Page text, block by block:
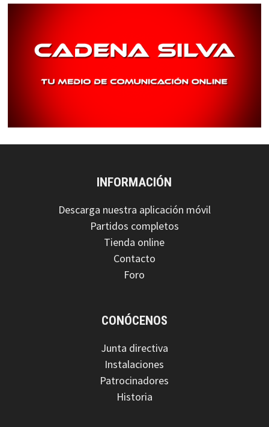
INFORMACIÓN
Descarga nuestra aplicación móvil
Partidos completos
Tienda online
Contacto
Foro
CONÓCENOS
Junta directiva
Instalaciones
Patrocinadores
Historia